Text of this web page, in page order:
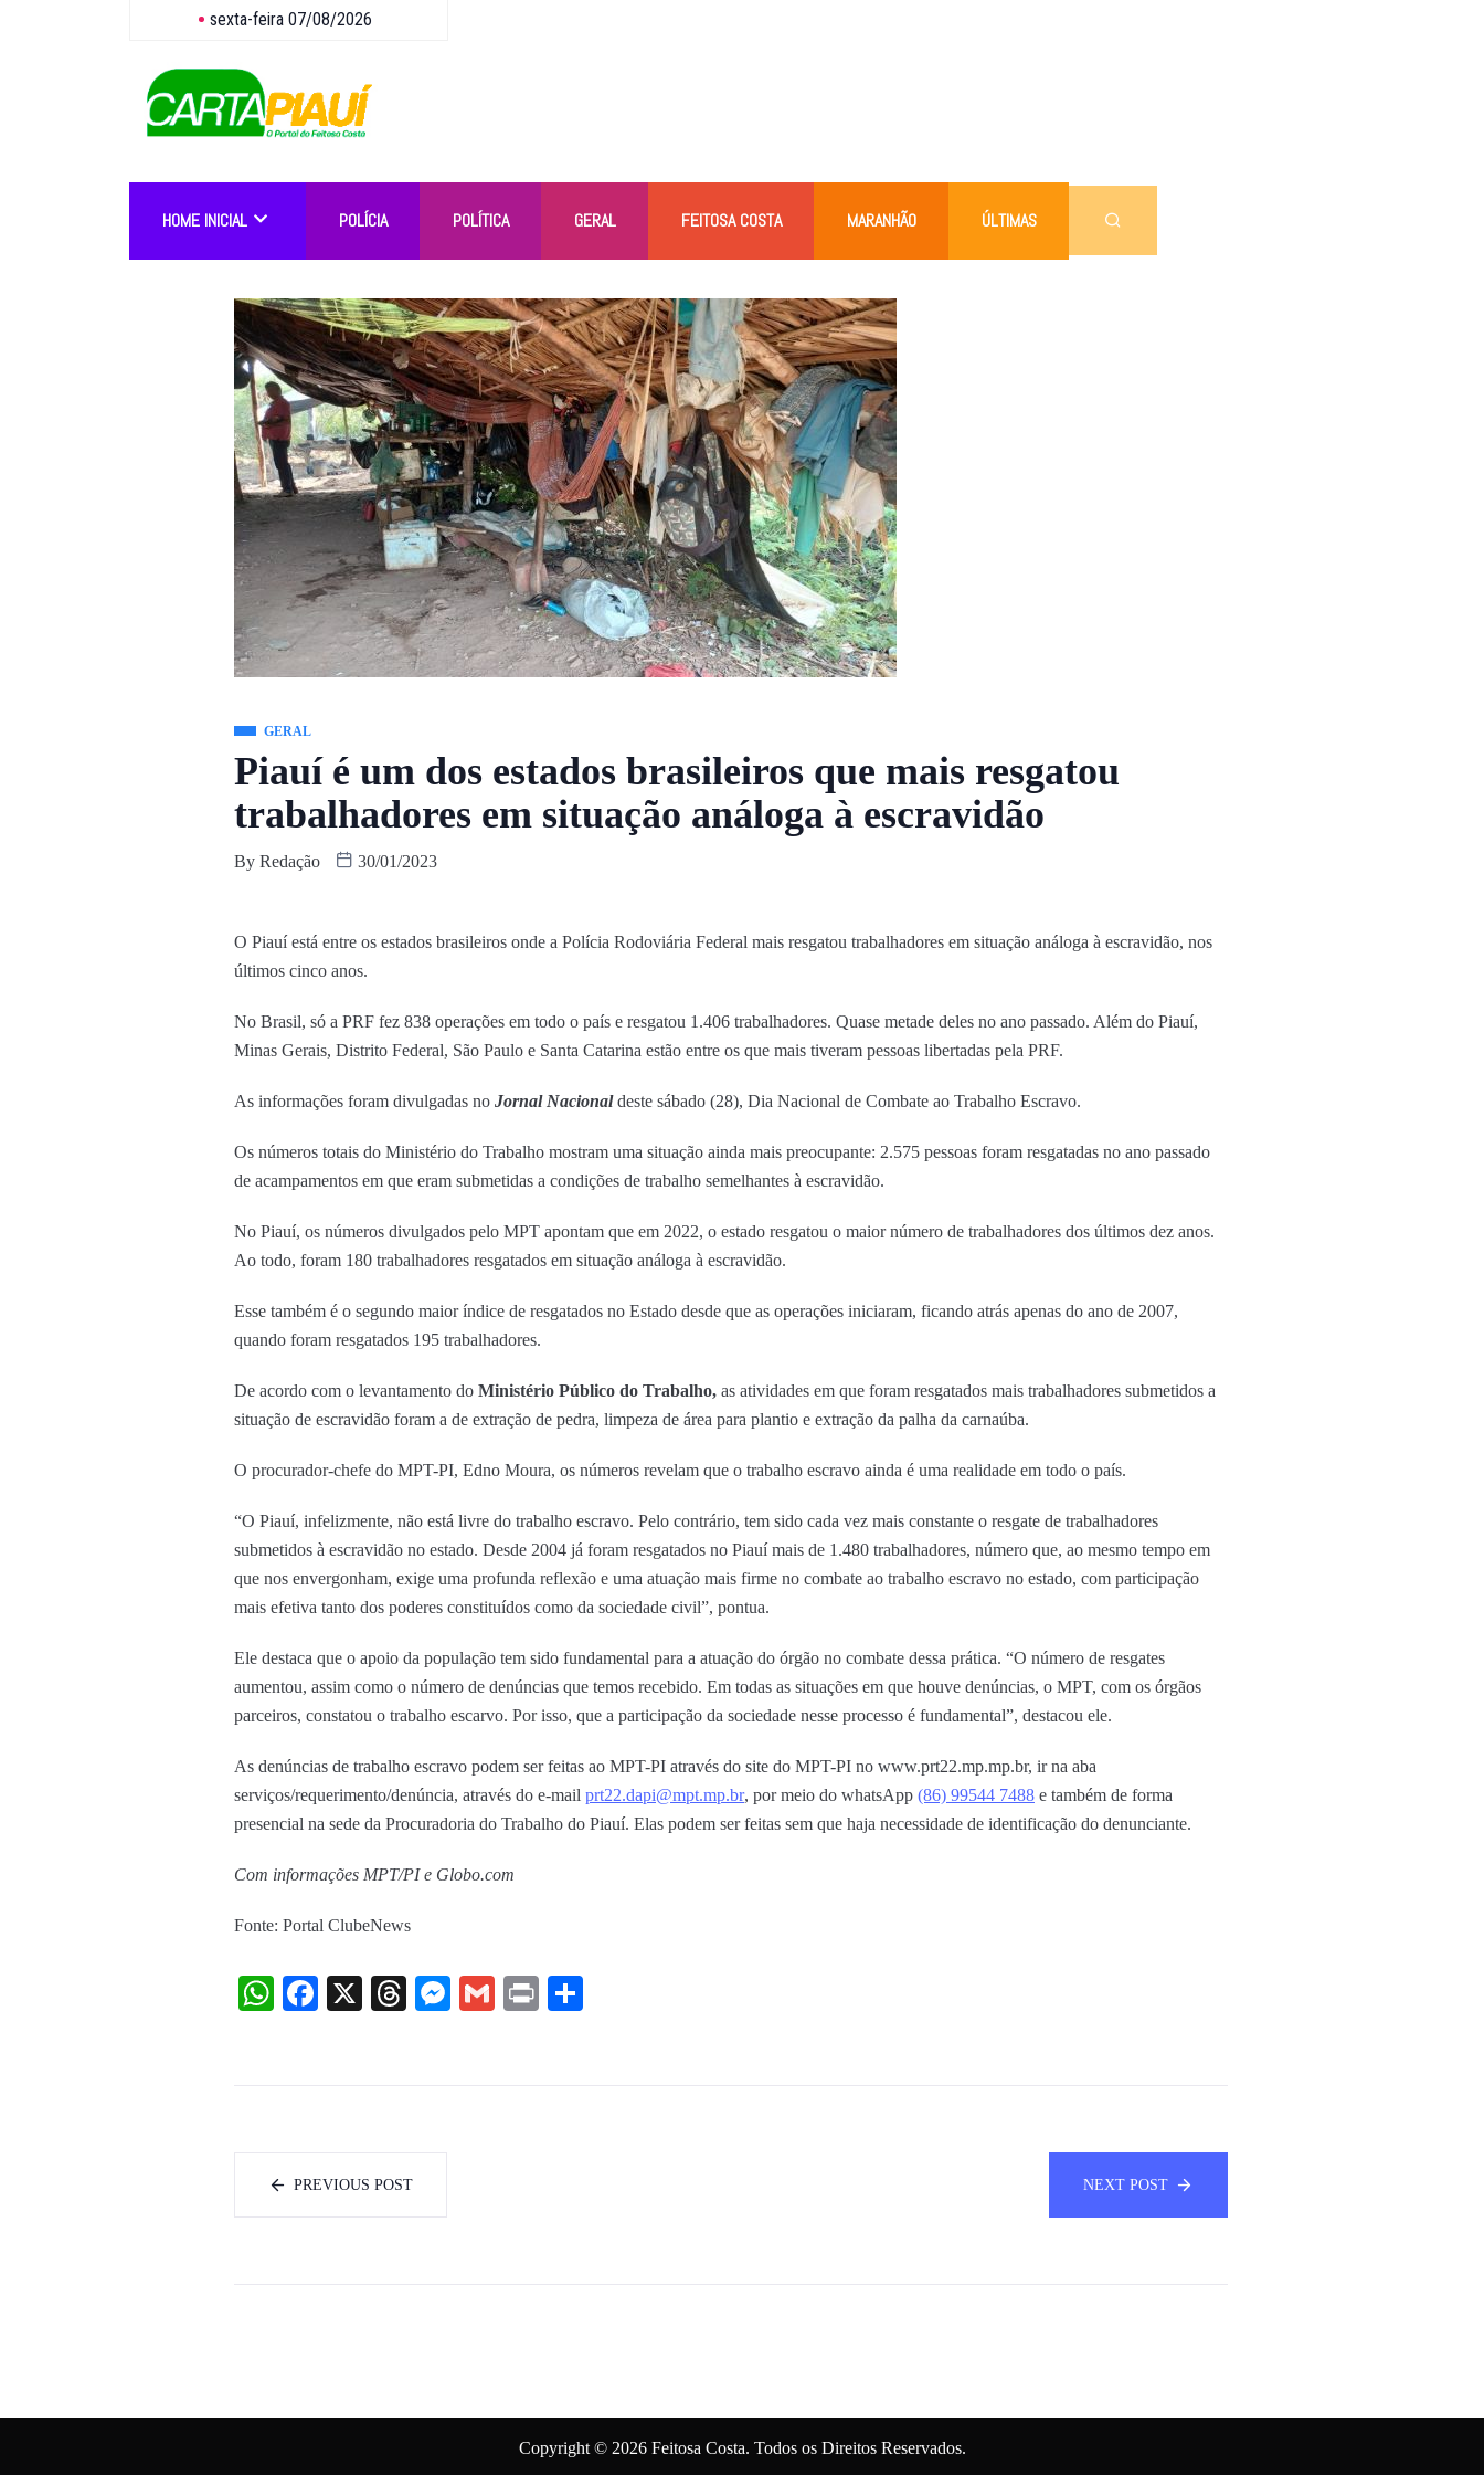
sexta-feira 07/08/2026
HOME INICIAL POLÍCIA POLÍTICA GERAL FEITOSA COSTA MARANHÃO ÚLTIMAS
GERAL
Piauí é um dos estados brasileiros que mais resgatou
trabalhadores em situação análoga à escravidão
By Redação 30/01/2023
O Piauí está entre os estados brasileiros onde a Polícia Rodoviária Federal mais resgatou trabalhadores em situação análoga à escravidão, nos
últimos cinco anos.
No Brasil, só a PRF fez 838 operações em todo o país e resgatou 1.406 trabalhadores. Quase metade deles no ano passado. Além do Piauí,
Minas Gerais, Distrito Federal, São Paulo e Santa Catarina estão entre os que mais tiveram pessoas libertadas pela PRF.
As informações foram divulgadas no Jornal Nacional deste sábado (28), Dia Nacional de Combate ao Trabalho Escravo.
Os números totais do Ministério do Trabalho mostram uma situação ainda mais preocupante: 2.575 pessoas foram resgatadas no ano passado
de acampamentos em que eram submetidas a condições de trabalho semelhantes à escravidão.
No Piauí, os números divulgados pelo MPT apontam que em 2022, o estado resgatou o maior número de trabalhadores dos últimos dez anos.
Ao todo, foram 180 trabalhadores resgatados em situação análoga à escravidão.
Esse também é o segundo maior índice de resgatados no Estado desde que as operações iniciaram, ficando atrás apenas do ano de 2007,
quando foram resgatados 195 trabalhadores.
De acordo com o levantamento do Ministério Público do Trabalho, as atividades em que foram resgatados mais trabalhadores submetidos a
situação de escravidão foram a de extração de pedra, limpeza de área para plantio e extração da palha da carnaúba.
O procurador-chefe do MPT-PI, Edno Moura, os números revelam que o trabalho escravo ainda é uma realidade em todo o país.
“O Piauí, infelizmente, não está livre do trabalho escravo. Pelo contrário, tem sido cada vez mais constante o resgate de trabalhadores
submetidos à escravidão no estado. Desde 2004 já foram resgatados no Piauí mais de 1.480 trabalhadores, número que, ao mesmo tempo em
que nos envergonham, exige uma profunda reflexão e uma atuação mais firme no combate ao trabalho escravo no estado, com participação
mais efetiva tanto dos poderes constituídos como da sociedade civil”, pontua.
Ele destaca que o apoio da população tem sido fundamental para a atuação do órgão no combate dessa prática. “O número de resgates
aumentou, assim como o número de denúncias que temos recebido. Em todas as situações em que houve denúncias, o MPT, com os órgãos
parceiros, constatou o trabalho escarvo. Por isso, que a participação da sociedade nesse processo é fundamental”, destacou ele.
As denúncias de trabalho escravo podem ser feitas ao MPT-PI através do site do MPT-PI no www.prt22.mp.mp.br, ir na aba
serviços/requerimento/denúncia, através do e-mail prt22.dapi@mpt.mp.br, por meio do whatsApp (86) 99544 7488 e também de forma
presencial na sede da Procuradoria do Trabalho do Piauí. Elas podem ser feitas sem que haja necessidade de identificação do denunciante.
Com informações MPT/PI e Globo.com
Fonte: Portal ClubeNews
WhatsApp
Facebook
X Threads
Messenger
Gmail
Print
PREVIOUS POST NEXT POST
Copyright © 2026 Feitosa Costa. Todos os Direitos Reservados.